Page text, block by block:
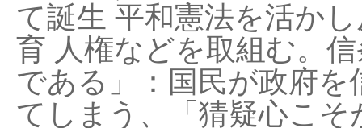
て誕生 平和憲法を活か
育 人権などを取組む。
である」：国民が政府
てしまう、「猜疑心こ